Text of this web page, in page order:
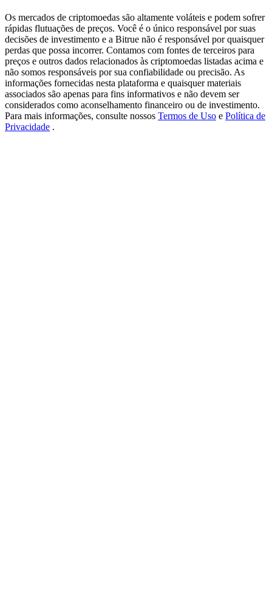
Deposit CASHCAT & Win
Share 500000 CASHCAT prize pool
Exclusive for BitMart Users
Register & Trade to Win 500,000 USDT
Os mercados de criptomoedas são altamente voláteis e podem sofrer
rápidas flutuações de preços. Você é o único responsável por suas
decisões de investimento e a Bitrue não é responsável por quaisquer
perdas que possa incorrer. Contamos com fontes de terceiros para
preços e outros dados relacionados às criptomoedas listadas acima e
não somos responsáveis por sua confiabilidade ou precisão. As
informações fornecidas nesta plataforma e quaisquer materiais
associados são apenas para fins informativos e não devem ser
considerados como aconselhamento financeiro ou de investimento.
Para mais informações, consulte nossos Termos de Uso e Política de
Privacidade .